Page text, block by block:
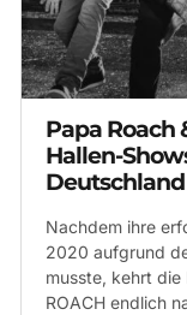
Papa Roach
Hallen-
Nachdem ihre
2020 aufgrund
musste, kehrt die
ROACH endlich